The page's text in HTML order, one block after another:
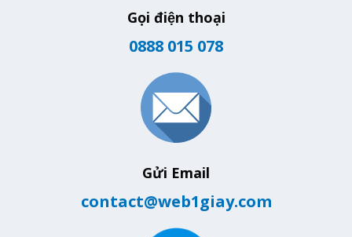
Gọi điện thoại
0888 015 078
Gửi Email
contact@web1giay.com